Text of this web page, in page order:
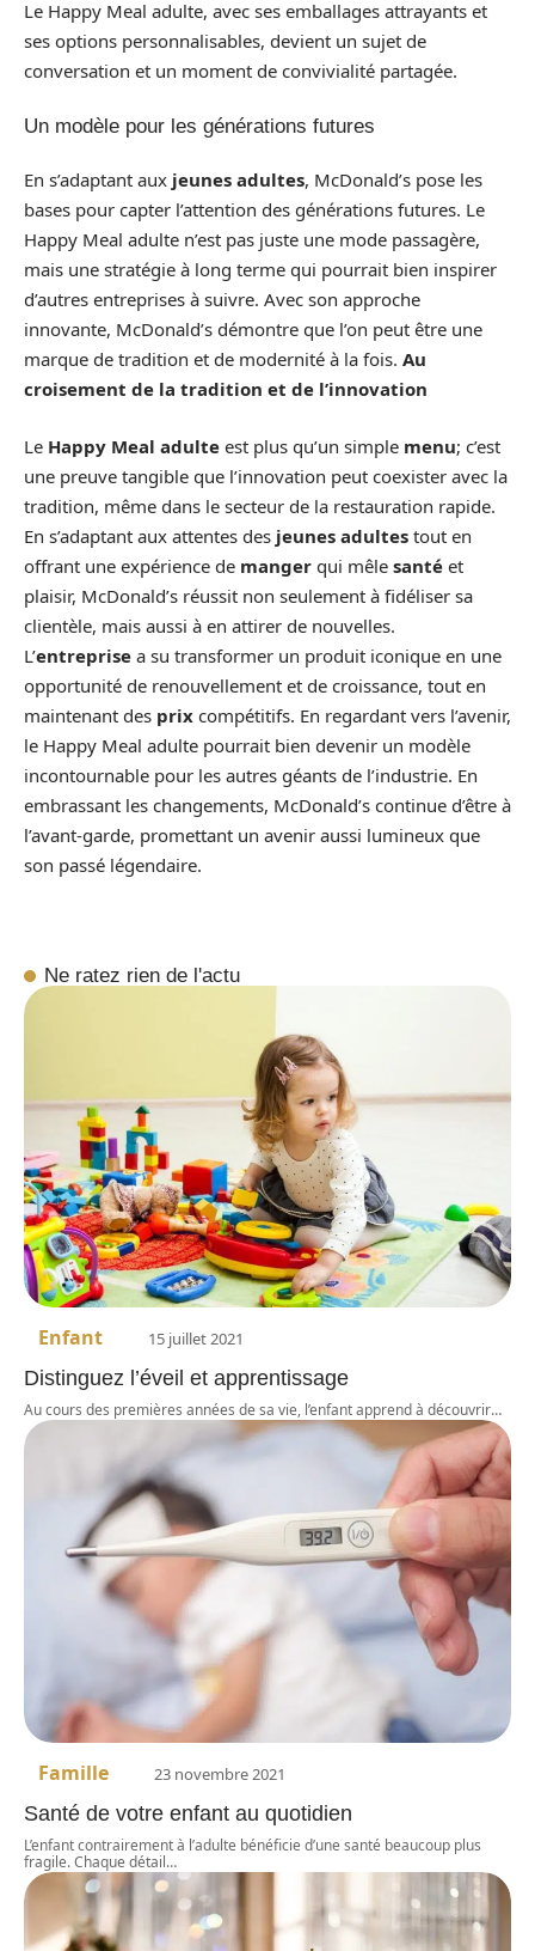
Le Happy Meal adulte, avec ses emballages attrayants et
ses options personnalisables, devient un sujet de
conversation et un moment de convivialité partagée.
Un modèle pour les générations futures
En s’adaptant aux jeunes adultes, McDonald’s pose les
bases pour capter l’attention des générations futures. Le
Happy Meal adulte n’est pas juste une mode passagère,
mais une stratégie à long terme qui pourrait bien inspirer
d’autres entreprises à suivre. Avec son approche
innovante, McDonald’s démontre que l’on peut être une
marque de tradition et de modernité à la fois. Au
croisement de la tradition et de l’innovation
Le Happy Meal adulte est plus qu’un simple menu; c’est
une preuve tangible que l’innovation peut coexister avec la
tradition, même dans le secteur de la restauration rapide.
En s’adaptant aux attentes des jeunes adultes tout en
offrant une expérience de manger qui mêle santé et
plaisir, McDonald’s réussit non seulement à fidéliser sa
clientèle, mais aussi à en attirer de nouvelles.
L’entreprise a su transformer un produit iconique en une
opportunité de renouvellement et de croissance, tout en
maintenant des prix compétitifs. En regardant vers l’avenir,
le Happy Meal adulte pourrait bien devenir un modèle
incontournable pour les autres géants de l’industrie. En
embrassant les changements, McDonald’s continue d’être à
l’avant-garde, promettant un avenir aussi lumineux que
son passé légendaire.
Ne ratez rien de l'actu
Enfant 15 juillet 2021
Distinguez l’éveil et apprentissage
Au cours des premières années de sa vie, l’enfant apprend à découvrir…
Famille 23 novembre 2021
Santé de votre enfant au quotidien
L’enfant contrairement à l’adulte bénéficie d’une santé beaucoup plus
fragile. Chaque détail…